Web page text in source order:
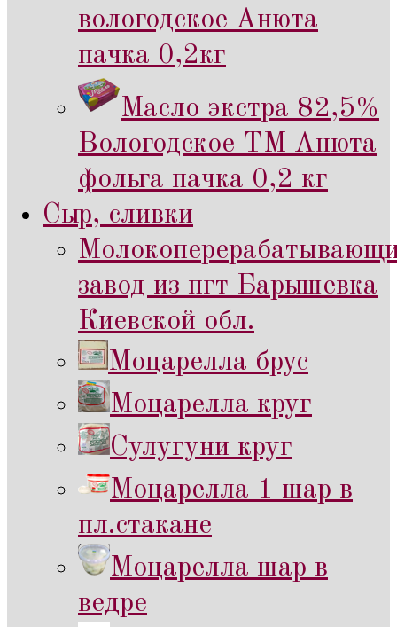
вологодское Анюта
пачка 0,2кг
Масло экстра 82,5%
Вологодское ТМ Анюта
фольга пачка 0,2 кг
Сыр, сливки
завод из пгт Барышевка
Киевской обл.
Моцарелла брус
Моцарелла круг
Сулугуни круг
Моцарелла 1 шар в
пл.стакане
Моцарелла шар в
ведре